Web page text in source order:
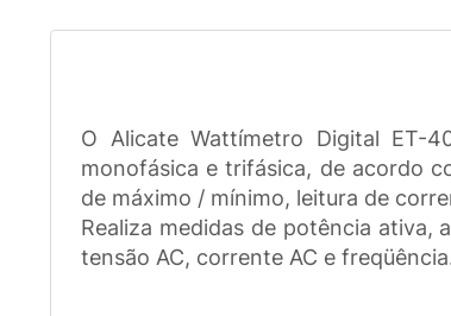
O Alicate Wattímetro Digital ET-
monofásica e trifásica, de acordo
de máximo / mínimo, leitura de
Realiza medidas de potência ativa,
tensão AC, corrente AC e